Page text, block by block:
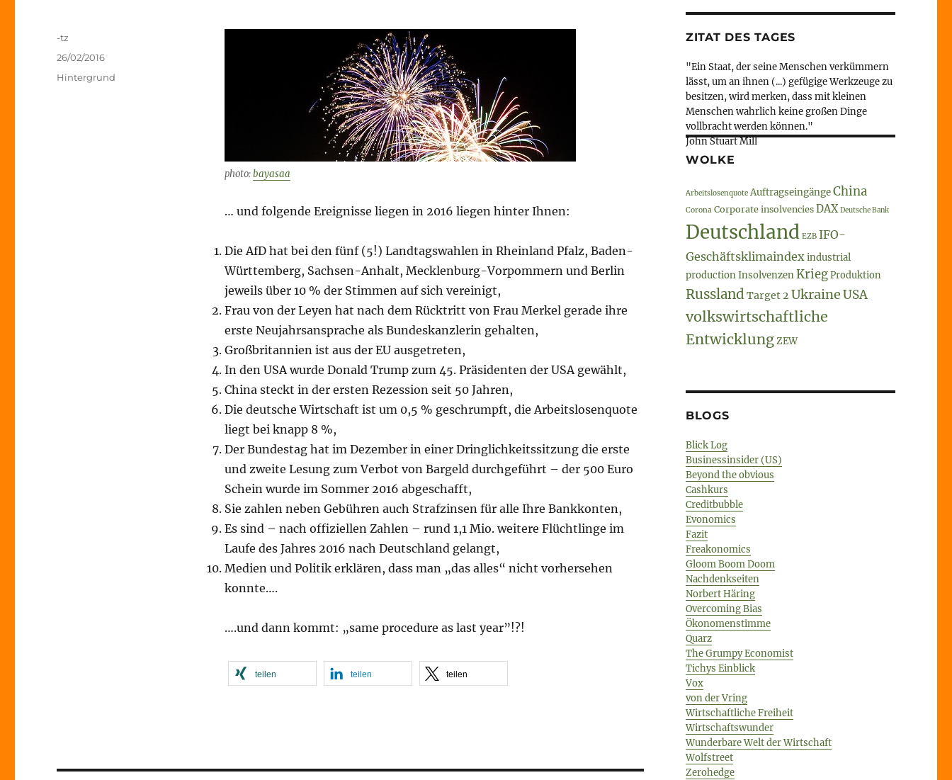
photo:bayasaa
… und folgende Ereignisse liegen in 2016 liegen hinter Ihnen:
Die AfD hat bei den fünf (5!) Landtagswahlen in Rheinland Pfalz, Baden-
Württemberg, Sachsen-Anhalt, Mecklenburg-Vorpommern und Berlin
jeweils über 10 % der Stimmen auf sich vereinigt,
Frau von der Leyen hat nach dem Rücktritt von Frau Merkel gerade ihre
erste Neujahrsansprache als Bundeskanzlerin gehalten,
Großbritannien ist aus der EU ausgetreten,
In den USA wurde Donald Trump zum 45. Präsidenten der USA gewählt,
China steckt in der ersten Rezession seit 50 Jahren,
Die deutsche Wirtschaft ist um 0,5 % geschrumpft, die Arbeitslosenquote
liegt bei knapp 8 %,
Der Bundestag hat im Dezember in einer Dringlichkeitssitzung die erste
und zweite Lesung zum Verbot von Bargeld durchgeführt – der 500 Euro
Schein wurde im Sommer 2016 abgeschafft,
Sie zahlen neben Gebühren auch Strafzinsen für alle Ihre Bankkonten,
Es sind – nach offiziellen Zahlen – rund 1,1 Mio. weitere Flüchtlinge im
Laufe des Jahres 2016 nach Deutschland gelangt,
Medien und Politik erklären, dass man „das alles“ nicht vorhersehen
konnte….
….und dann kommt: „same procedure as last year”!?!
teilen teilen teilen
Autor
-tz
Veröffentlicht
am
26/02/2016
Kategorien
Hintergrund
ZITAT DES TAGES
"Ein Staat, der seine Menschen verkümmern
lässt, um an ihnen (...) gefügige Werkzeuge zu
besitzen, wird merken, dass mit kleinen
Menschen wahrlich keine großen Dinge
vollbracht werden können."
John Stuart Mill
WOLKE
Arbeitslosenquote AuftragseingängeChina
Corona Corporate insolvencies DAX Deutsche Bank
Deutschland EZB IFO-
Geschäftsklimaindexindustrial
productionInsolvenzenKriegProduktion
Russland Target 2 UkraineUSA
volkswirtschaftliche
EntwicklungZEW
BLOGS
Blick Log
Businessinsider (US)
Beyond the obvious
Cashkurs
Creditbubble
Evonomics
Fazit
Freakonomics
Gloom Boom Doom
Nachdenkseiten
Norbert Häring
Overcoming Bias
Ökonomenstimme
Quarz
The Grumpy Economist
Tichys Einblick
Vox
von der Vring
Wirtschaftliche Freiheit
Wirtschaftswunder
Wunderbare Welt der Wirtschaft
Wolfstreet
Zerohedge